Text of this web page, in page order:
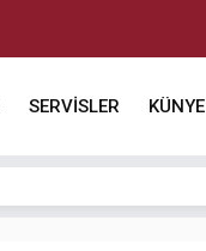
SERVİSLER KÜNYE